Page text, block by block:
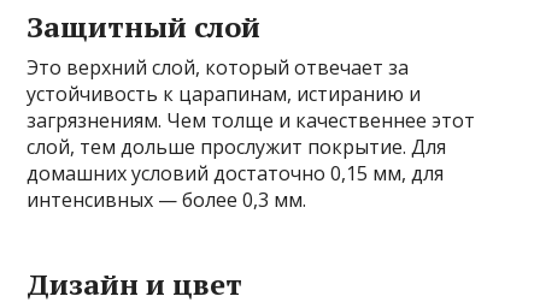
Защитный слой
Это верхний слой, который отвечает за
устойчивость к царапинам, истиранию и
загрязнениям. Чем толще и качественнее этот
слой, тем дольше прослужит покрытие. Для
домашних условий достаточно 0,15 мм, для
интенсивных — более 0,3 мм.
Дизайн и цвет